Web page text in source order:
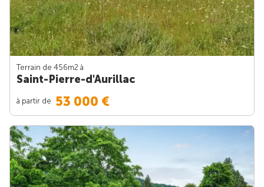
Terrain de 456m2 à
Saint-Pierre-d'Aurillac
à partir de 53 000 €